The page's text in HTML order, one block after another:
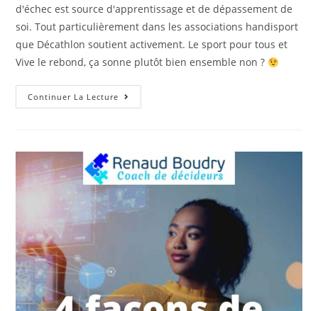
d'échec est source d'apprentissage et de dépassement de
soi. Tout particulièrement dans les associations handisport
que Décathlon soutient activement. Le sport pour tous et
Vive le rebond, ça sonne plutôt bien ensemble non ?
Continuer La Lecture